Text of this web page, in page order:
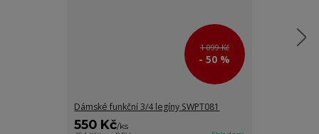
1 099 Kč
- 50 %
Dámské funkční 3/4 legíny SWPT081
550 Kč/ks